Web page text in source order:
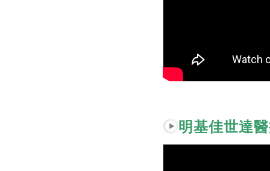
明基佳世達